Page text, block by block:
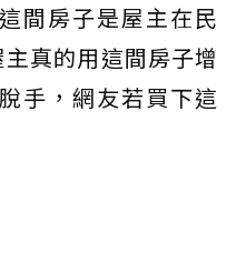
間房子是屋主在民
真的用這間房子增
手，網友若買下這